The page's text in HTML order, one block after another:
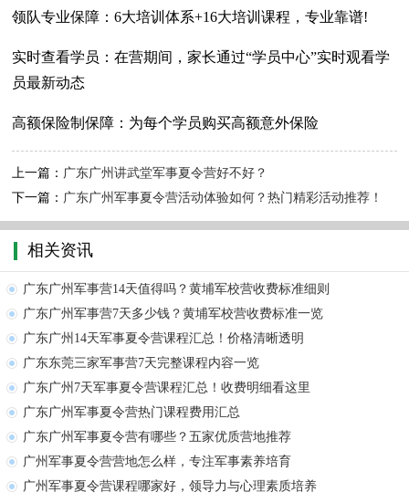
领队专业保障：6大培训体系+16大培训课程，专业靠谱!
实时查看学员：在营期间，家长通过“学员中心”实时观看学
员最新动态
高额保险制保障：为每个学员购买高额意外保险
上一篇： 广东广州讲武堂军事夏令营好不好？
下一篇： 广东广州军事夏令营活动体验如何？热门精彩活动推荐！
相关资讯
广东广州军事营14天值得吗？黄埔军校营收费标准细则
广东广州军事营7天多少钱？黄埔军校营收费标准一览
广东广州14天军事夏令营课程汇总！价格清晰透明
广东东莞三家军事营7天完整课程内容一览
广东广州7天军事夏令营课程汇总！收费明细看这里
广东广州军事夏令营热门课程费用汇总
广东广州军事夏令营有哪些？五家优质营地推荐
广州军事夏令营营地怎么样，专注军事素养培育
广州军事夏令营课程哪家好，领导力与心理素质培养